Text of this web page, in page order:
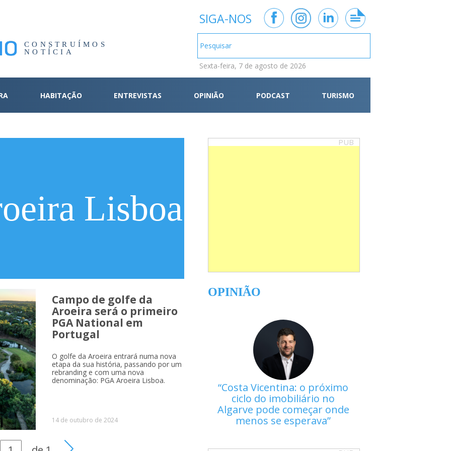
CONSTRUÍMOS
NOTÍCIA
SIGA-NOS
Sexta-feira, 7 de agosto de 2026
HABITAÇÃO ENTREVISTAS OPINIÃO PODCAST TURISMO
Lisboa
Campo de golfe da
Aroeira será o primeiro
PGA National em
Portugal
O golfe da Aroeira entrará numa nova
etapa da sua história, passando por um
rebranding e com uma nova
denominação: PGA Aroeira Lisboa.
14 de outubro de 2024
PUB
OPINIÃO
Costa Vicentina: o próximo
ciclo do imobiliário no
Algarve pode começar onde
menos se esperava